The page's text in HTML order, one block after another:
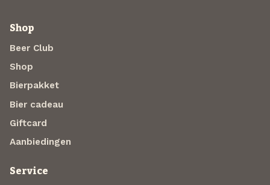
Shop
Beer Club
Shop
Bierpakket
Bier cadeau
Giftcard
Aanbiedingen
Service